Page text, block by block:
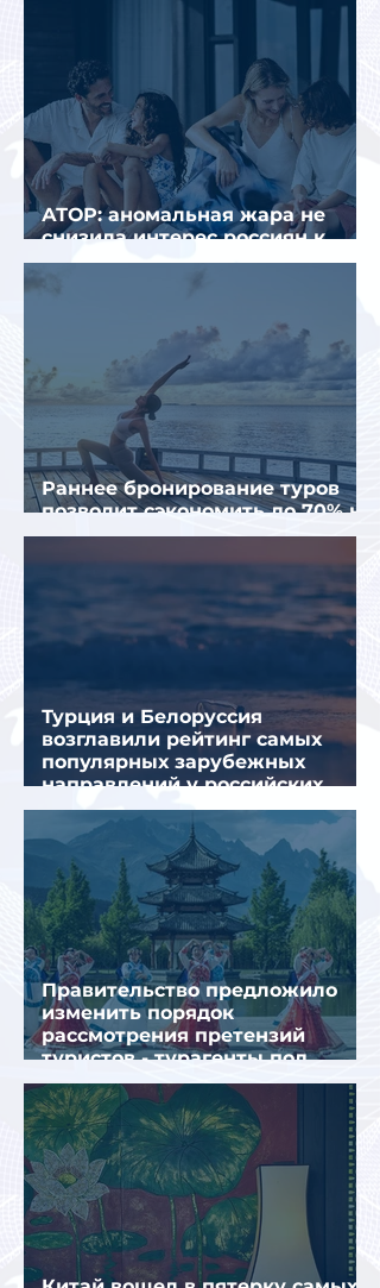
АТОР: аномальная жара не
снизила интерес россиян к
летнему отдыху в Европе
Раннее бронирование туров
позволит сэкономить до 70% на
летнем отдыхе — АТОР
Турция и Белоруссия
возглавили рейтинг самых
популярных зарубежных
направлений у российских
туристов летом
Правительство предложило
изменить порядок
рассмотрения претензий
туристов - турагенты под
ударом!